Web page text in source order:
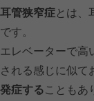
耳管狭窄症とは、
です。
エレベーターで高
される感じに似て
発症することもあ